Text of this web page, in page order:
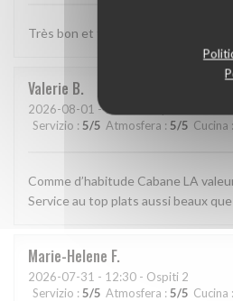
Très bon et très bien presenté
Valerie B
2026-08-01 - 13:15 - Ospiti 2
Servizio : 5/5 Atmosfera : 5/5 Cucina :
Comme d’habitude Cabane LA
Service au top plats aussi beaux
Marie-Helene F
2026-07-31 - 12:30 - Ospiti 2
Servizio : 5/5 Atmosfera : 5/5 Cucina :